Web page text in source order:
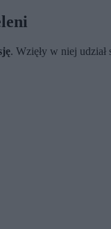
. Wzięły w niej udział